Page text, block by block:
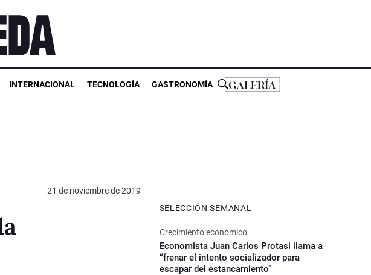
INTERNACIONAL TECNOLOGÍA GASTRONOMÍA
21 de noviembre de 2019
SELECCIÓN SEMANAL
Crecimiento económico
Economista Juan Carlos Protasi llama a
“frenar el intento socializador para
escapar del estancamiento”